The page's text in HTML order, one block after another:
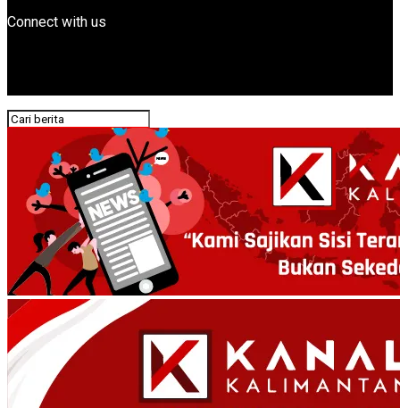
Connect with us